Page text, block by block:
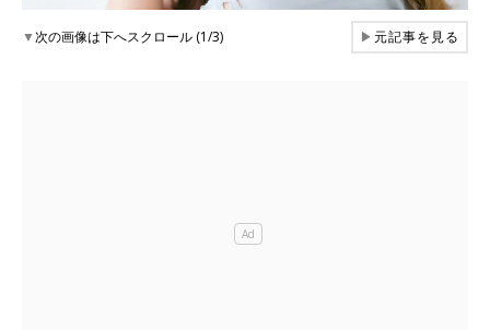
▼次の画像は下へスクロール (1/3) ▶元記事を見る